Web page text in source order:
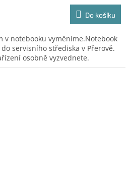
Do košíku
v notebooku vyměníme.Notebook
servisního střediska v Přerově.
osobně vyzvednete.